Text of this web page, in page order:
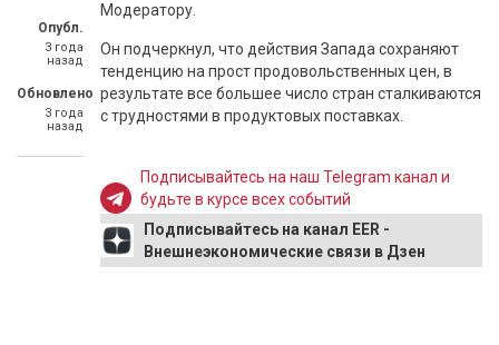
Опубл.
3 года
назад
Обновлено
3 года
назад
Модератору.
Он подчеркнул, что действия Запада сохраняют
тенденцию на прост продовольственных цен, в
результате все большее число стран сталкиваются
с трудностями в продуктовых поставках.
Подписывайтесь на наш Telegram канал и
будьте в курсе всех событий
Подписывайтесь на канал EER -
Внешнеэкономические связи в Дзен